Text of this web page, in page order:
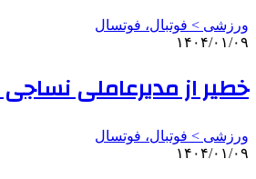
ورزشی > فوتبال، فوتسال
۱۴۰۴/۰۱/۰۹
خطیر از مدیرعاملی
ورزشی > فوتبال، فوتسال
۱۴۰۴/۰۱/۰۹